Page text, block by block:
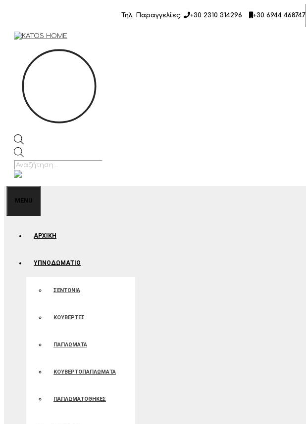
Τηλ. Παραγγελίες: +30 2310 314296 +30 6944 468747
search
MENU
ΑΡΧΙΚΉ
ΥΠΝΟΔΩΜΑΤΙΟ
ΣΕΝΤΟΝΙΑ
ΚΟΥΒΕΡΤΕΣ
ΠΑΠΛΩΜΑΤΑ
ΚΟΥΒΕΡΤΟΠΑΠΛΩΜΑΤΑ
ΠΑΠΛΩΜΑΤΟΘΗΚΕΣ